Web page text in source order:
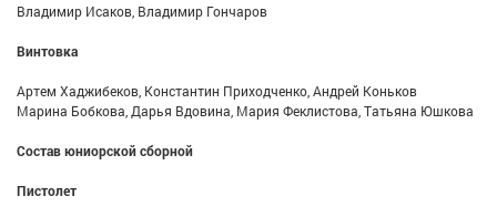
Владимир Исаков, Владимир Гончаров
Винтовка
Артем Хаджибеков, Константин Приходченко, Андрей Коньков
Марина Бобкова, Дарья Вдовина, Мария Феклистова, Татьяна Юшкова
Состав юниорской сборной
Пистолет